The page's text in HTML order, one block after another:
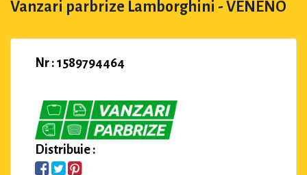
Vanzari parbrize Lamborghini - VENENO
Nr : 1589794464
Distribuie :